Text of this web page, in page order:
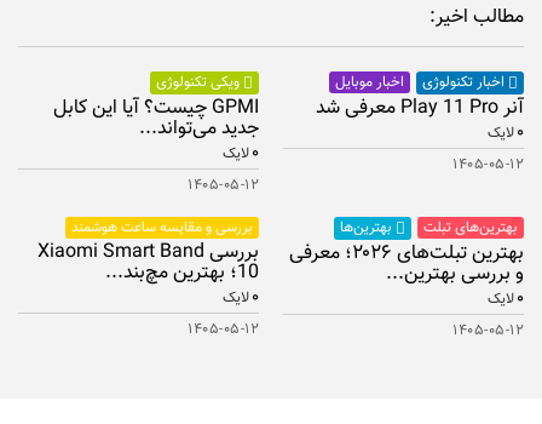
مطالب اخیر:
اخبار تکنولوژی اخبار موبایل
آنر Play 11 Pro معرفی شد
۰لایک
۱۴۰۵-۰۵-۱۲
ویکی تکنولوژی
GPMI چیست؟ آیا این کابل
جدید می‌تواند...
۰لایک
۱۴۰۵-۰۵-۱۲
بهترین‌های تبلت
بهترین‌ها
بهترین تبلت‌های ۲۰۲۶؛ معرفی
و بررسی بهترین...
۰لایک
۱۴۰۵-۰۵-۱۲
بررسی و مقایسه ساعت هوشمند
بررسی Xiaomi Smart Band
10؛ بهترین مچ‌بند...
۰لایک
۱۴۰۵-۰۵-۱۲